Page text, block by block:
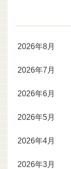
2026年8月
2026年7月
2026年6月
2026年5月
2026年4月
2026年3月